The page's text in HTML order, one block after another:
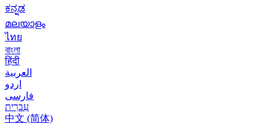
ಕನ್ನಡ
മലയാളം
ไทย
বাংলা
हिंदी
العربية
اردو
فارسی
עִברִית
中文 (简体)